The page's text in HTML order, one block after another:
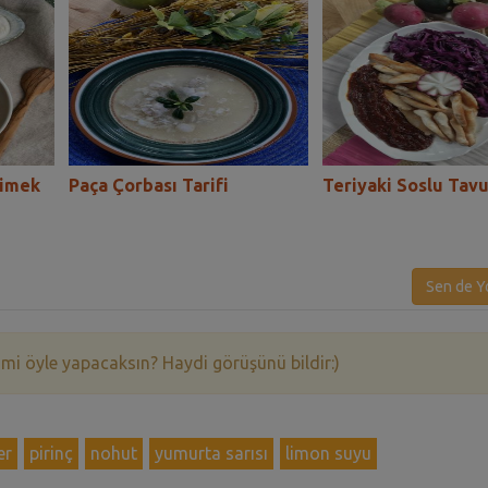
Paça Çorbası Tarifi Teriyaki Soslu
Sen de
öyle yapacaksın? Haydi görüşünü bildir:)
pirinç nohut yumurta sarısı limon suyu